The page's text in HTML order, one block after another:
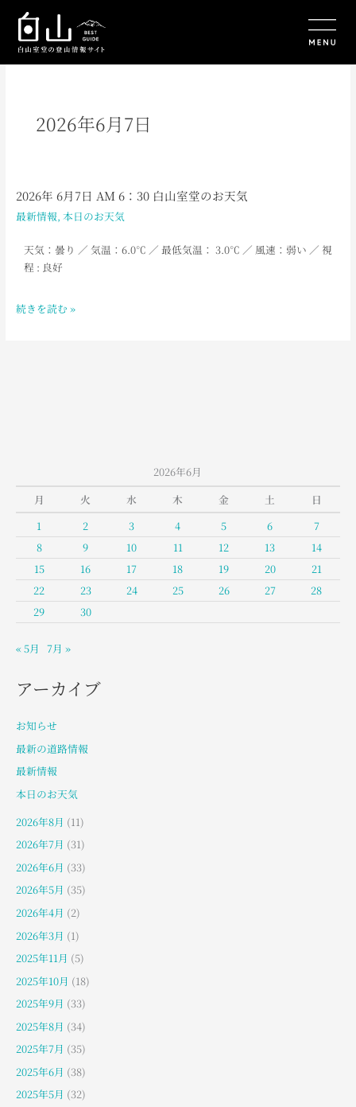
2026年6月7日
2026年 6月7日 AM 6：30 白山室堂のお天気
最新情報, 本日のお天気
天気：曇り ／ 気温：6.0℃ ／ 最低気温： 3.0℃ ／ 風速：弱い ／ 視
程 : 良好
2026
年
月
AM
続きを読む »
2026年6月
月
火 水 木 金 土
日
1
2 3 4 5 6
7
8
9 10 11 12 13
14
15
16 17 18 19 20
21
22
23 24 25 26 27
28
29
30
« 5月 7月 »
アーカイブ
お知らせ
最新の道路情報
最新情報
本日のお天気
2026年8月 (11)
2026年7月 (31)
2026年6月 (33)
2026年5月 (35)
2026年4月 (2)
2026年3月 (1)
2025年11月 (5)
2025年10月 (18)
2025年9月 (33)
2025年8月 (34)
2025年7月 (35)
2025年6月 (38)
2025年5月 (32)